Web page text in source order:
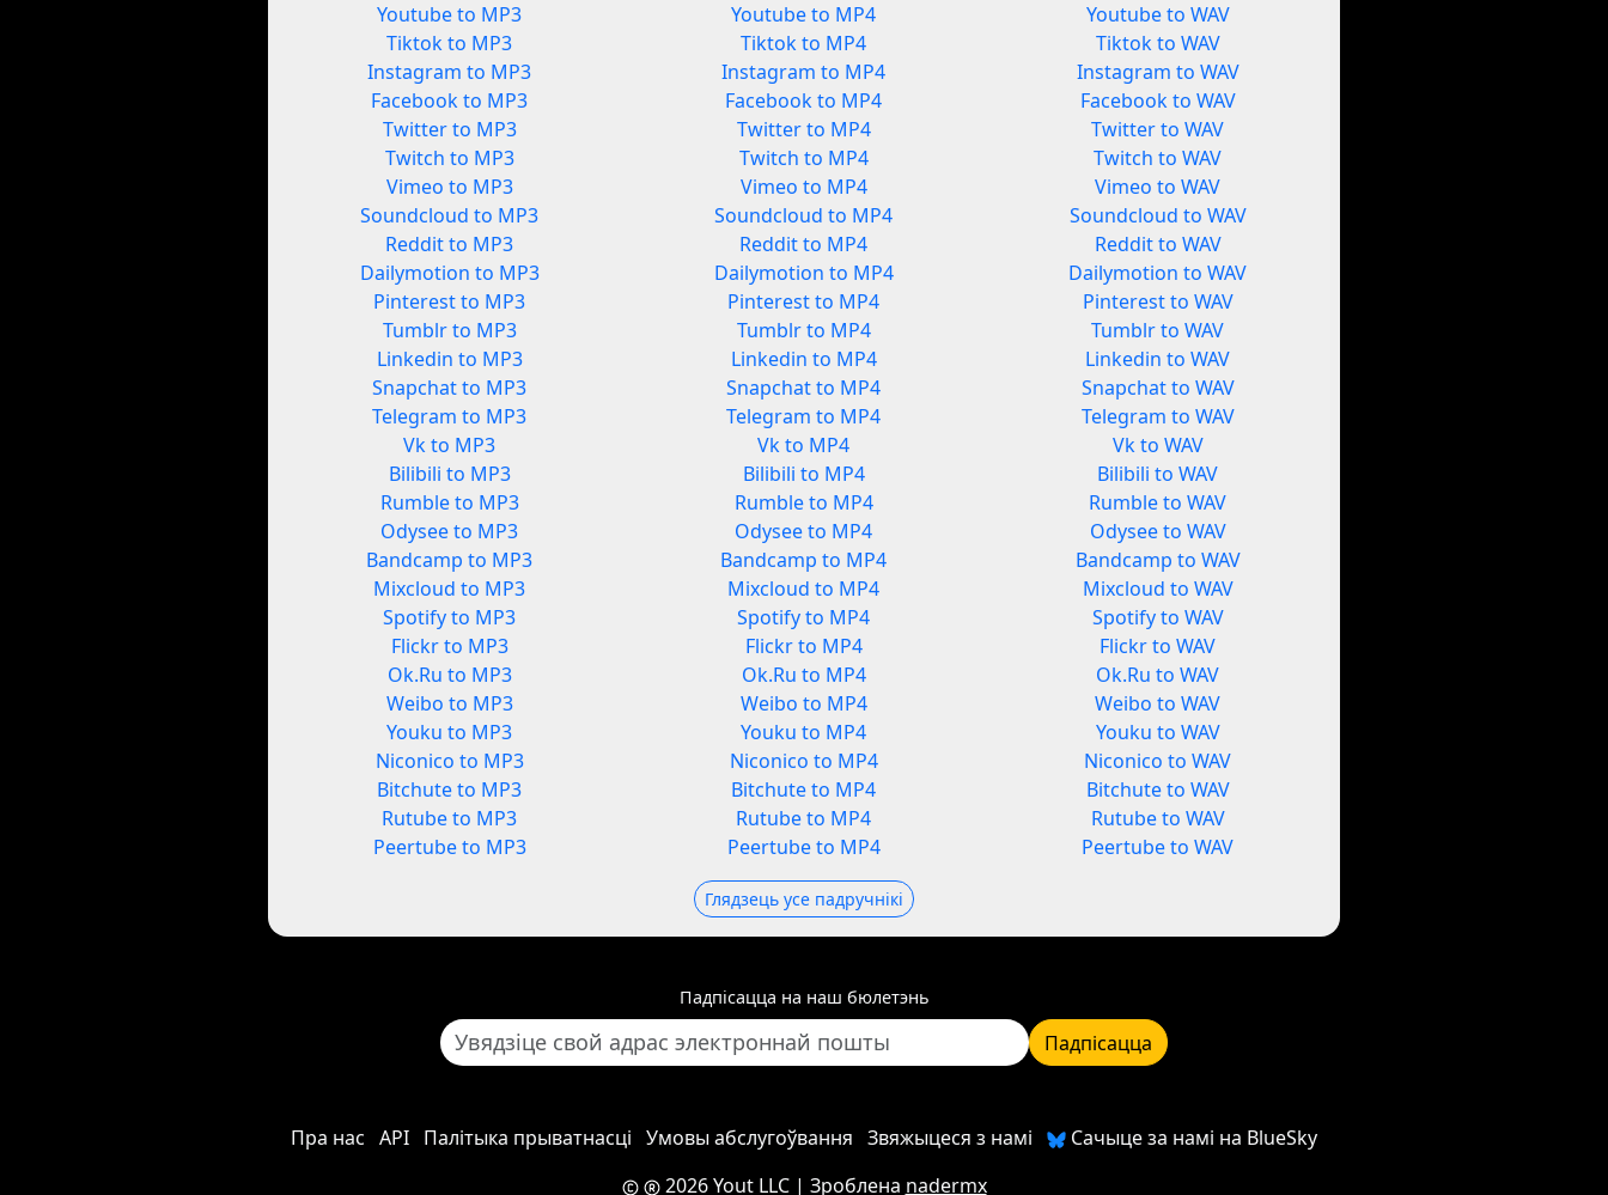
Youtube to MP3
Tiktok to MP3
Instagram to MP3
Facebook to MP3
Twitter to MP3
Twitch to MP3
Vimeo to MP3
Soundcloud to MP3
Reddit to MP3
Dailymotion to MP3
Pinterest to MP3
Tumblr to MP3
Linkedin to MP3
Snapchat to MP3
Telegram to MP3
Vk to MP3
Bilibili to MP3
Rumble to MP3
Odysee to MP3
Bandcamp to MP3
Mixcloud to MP3
Spotify to MP3
Flickr to MP3
Ok.Ru to MP3
Weibo to MP3
Youku to MP3
Niconico to MP3
Bitchute to MP3
Rutube to MP3
Peertube to MP3
Youtube to MP4
Tiktok to MP4
Instagram to MP4
Facebook to MP4
Twitter to MP4
Twitch to MP4
Vimeo to MP4
Soundcloud to MP4
Reddit to MP4
Dailymotion to MP4
Pinterest to MP4
Tumblr to MP4
Linkedin to MP4
Snapchat to MP4
Telegram to MP4
Vk to MP4
Bilibili to MP4
Rumble to MP4
Odysee to MP4
Bandcamp to MP4
Mixcloud to MP4
Spotify to MP4
Flickr to MP4
Ok.Ru to MP4
Weibo to MP4
Youku to MP4
Niconico to MP4
Bitchute to MP4
Rutube to MP4
Peertube to MP4
Youtube to WAV
Tiktok to WAV
Instagram to WAV
Facebook to WAV
Twitter to WAV
Twitch to WAV
Vimeo to WAV
Soundcloud to WAV
Reddit to WAV
Dailymotion to WAV
Pinterest to WAV
Tumblr to WAV
Linkedin to WAV
Snapchat to WAV
Telegram to WAV
Vk to WAV
Bilibili to WAV
Rumble to WAV
Odysee to WAV
Bandcamp to WAV
Mixcloud to WAV
Spotify to WAV
Flickr to WAV
Ok.Ru to WAV
Weibo to WAV
Youku to WAV
Niconico to WAV
Bitchute to WAV
Rutube to WAV
Peertube to WAV
Глядзець усе падручнікі
Падпісацца на наш бюлетэнь
Падпісацца
Пра нас API Палітыка прыватнасці Умовы абслугоўвання Звяжыцеся з намі
Сачыце за намі на BlueSky
2026 Yout LLC| Зроблена nadermx